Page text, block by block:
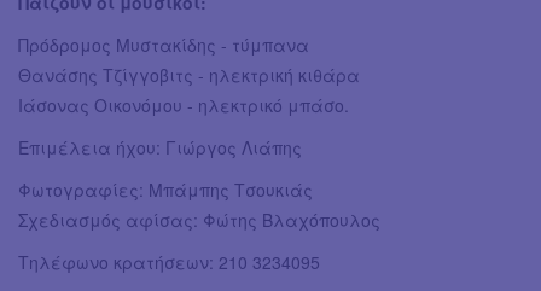
Πρόδρομος Μυστακίδης - τύμπανα
Θανάσης Τζίγγοβιτς - ηλεκτρική κιθάρα
Ιάσονας Οικονόμου - ηλεκτρικό μπάσο.
Επιμέλεια ήχου: Γιώργος Λιάπης
Φωτογραφίες: Μπάμπης Τσουκιάς
Σχεδιασμός αφίσας: Φώτης Βλαχόπουλος
Τηλέφωνο κρατήσεων: 210 3234095